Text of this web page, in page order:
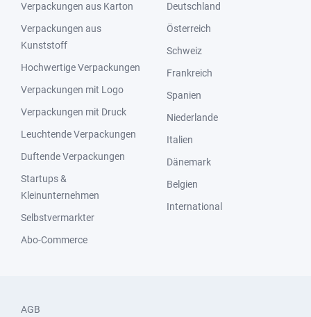
Verpackungen aus Karton
Verpackungen aus
Kunststoff
Hochwertige Verpackungen
Verpackungen mit Logo
Verpackungen mit Druck
Leuchtende Verpackungen
Duftende Verpackungen
Startups &
Kleinunternehmen
Selbstvermarkter
Abo-Commerce
Deutschland
Österreich
Schweiz
Frankreich
Spanien
Niederlande
Italien
Dänemark
Belgien
International
AGB